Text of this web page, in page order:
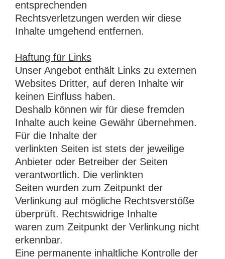
entsprechenden
Rechtsverletzungen werden wir diese
Inhalte umgehend entfernen.
Haftung für Links
Unser Angebot enthält Links zu externen
Websites Dritter, auf deren Inhalte wir
keinen Einfluss haben.
Deshalb können wir für diese fremden
Inhalte auch keine Gewähr übernehmen.
Für die Inhalte der
verlinkten Seiten ist stets der jeweilige
Anbieter oder Betreiber der Seiten
verantwortlich. Die verlinkten
Seiten wurden zum Zeitpunkt der
Verlinkung auf mögliche Rechtsverstöße
überprüft. Rechtswidrige Inhalte
waren zum Zeitpunkt der Verlinkung nicht
erkennbar.
Eine permanente inhaltliche Kontrolle der